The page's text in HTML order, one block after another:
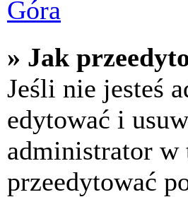
Góra
» Jak
Jeśli nie jesteś
edytować i
administrator w
przeedytować